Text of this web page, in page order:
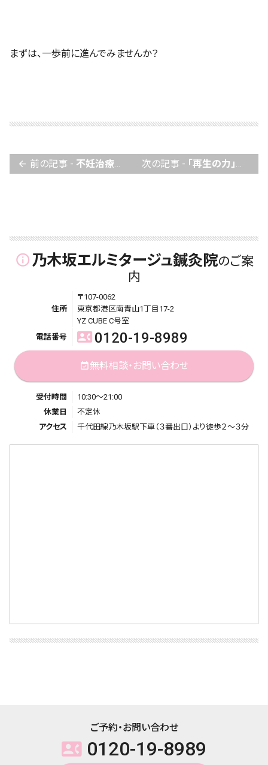
まずは、一歩前に進んでみませんか？
arrow_back 前の記事 - 不妊治療での、タイミングの取り方をチェック！ 次の記事 - 「再生の力」陰ヨガを、不妊治療に活かしましょう！
info_outline乃木坂エルミタージュ鍼灸院のご案
内
住所
〒107-0062
東京都港区南青山1丁目17-2
YZ CUBE C号室
電話番号
contact_phone 0120-19-8989
event_available無料相談・お問い合わせ
受付時間
10:30～21:00
休業日
不定休
アクセス
千代田線乃木坂駅下車（３番出口）より徒歩２～３分
ご予約・お問い合わせ
contact_phone 0120-19-8989